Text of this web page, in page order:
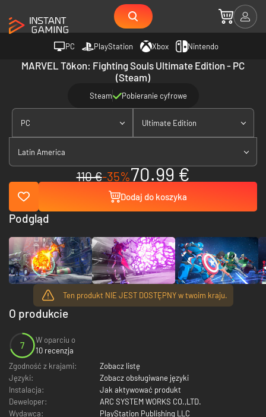
PC PlayStation Xbox Nintendo
MARVEL Tōkon: Fighting Souls Ultimate Edition - PC
(Steam)
Steam Pobieranie cyfrowe
PC Ultimate Edition
Latin America
110 €-35%70.99 €
Dodaj do koszyka
Ten produkt NIE JEST DOSTĘPNY w twoim kraju.
O produkcie
7
W oparciu o
10 recenzja
Zgodność z krajami:
Zobacz listę
Języki:
Zobacz obsługiwane języki
Instalacja:
Jak aktywować produkt
Deweloper:
ARC SYSTEM WORKS CO.,LTD.
Wydawca:
PlayStation Publishing LLC
Podgląd